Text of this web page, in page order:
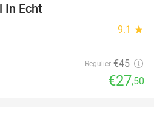
In Echt
9.1 star
Regulier €45
€27,50